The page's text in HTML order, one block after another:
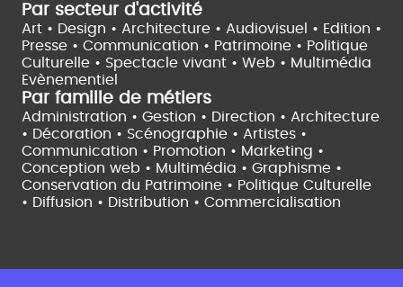
Par secteur d'activité
Art • Design • Architecture • Audiovisuel • Edition •
Presse • Communication • Patrimoine • Politique
Culturelle • Spectacle vivant • Web • Multimédia
Evènementiel
Par famille de métiers
Administration • Gestion • Direction • Architecture
• Décoration • Scénographie • Artistes •
Communication • Promotion • Marketing •
Conception web • Multimédia • Graphisme •
Conservation du Patrimoine • Politique Culturelle
• Diffusion • Distribution • Commercialisation